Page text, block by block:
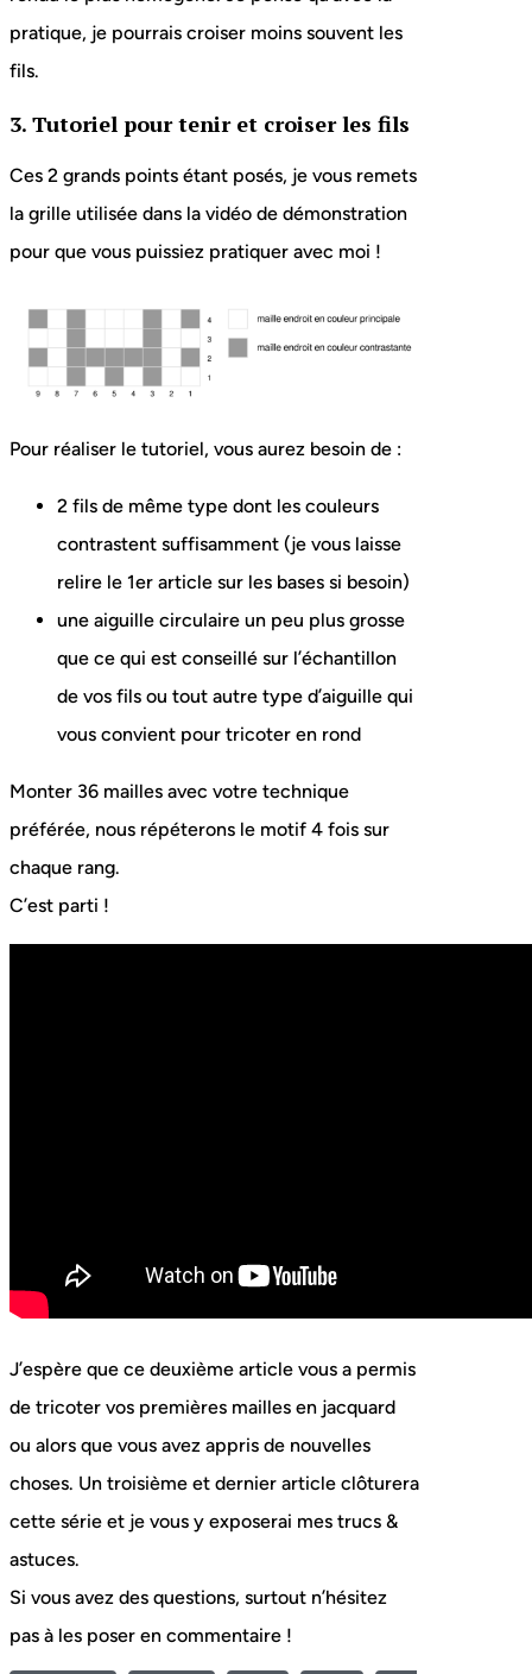
pratique, je pourrais croiser moins souvent les
fils.
3. Tutoriel pour tenir et croiser les fils
Ces 2 grands points étant posés, je vous remets
la grille utilisée dans la vidéo de démonstration
pour que vous puissiez pratiquer avec moi !
Pour réaliser le tutoriel, vous aurez besoin de :
2 fils de même type dont les couleurs
contrastent suffisamment (je vous laisse
relire le 1er article sur les bases si besoin)
une aiguille circulaire un peu plus grosse
que ce qui est conseillé sur l’échantillon
de vos fils ou tout autre type d’aiguille qui
vous convient pour tricoter en rond
Monter 36 mailles avec votre technique
préférée, nous répéterons le motif 4 fois sur
chaque rang.
C’est parti !
J’espère que ce deuxième article vous a permis
de tricoter vos premières mailles en jacquard
ou alors que vous avez appris de nouvelles
choses. Un troisième et dernier article clôturera
cette série et je vous y exposerai mes trucs &
astuces.
Si vous avez des questions, surtout n’hésitez
pas à les poser en commentaire !